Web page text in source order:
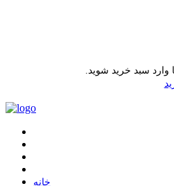
وارد سبد خرید شوید.
ﺧﺎﻧﻪ